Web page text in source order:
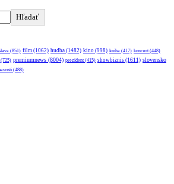
Hľadať
(851) film (1062) hudba (1482) kino (998) kniha (417) koncert (448)
(725) premiumnews (8004) prezident (415) showbiznis (1611) slovensko
(488)